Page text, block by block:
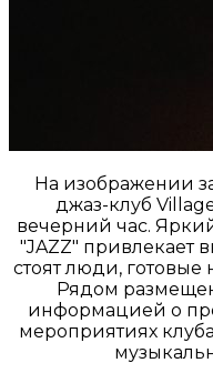
На изображении
джаз-клуб
вечерний час.
"JAZZ" привлекает
стоят люди,
Рядом
информацией о
мероприятиях